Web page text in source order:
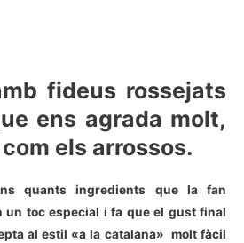
fideus rossejats
ens agrada molt,
els arrossos.
quants ingredients que la fan
un toc especial i fa que el gust final
al estil «a la catalana» molt fàcil